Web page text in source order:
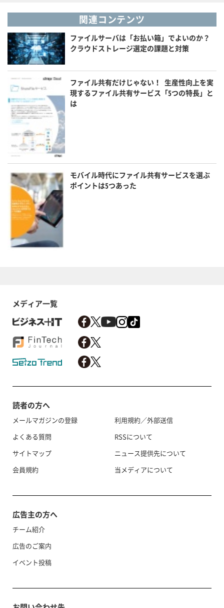
関連コンテンツ
ファイルサーバは「お払い箱」でよいのか？
クラウドストレージ選定の課題と対策
ファイル共有だけじゃない！ 生産性向上を実
現するファイル共有サービス「5つの特長」と
は
モバイル時代にファイル共有サービスを選ぶ
ポイントは5つあった
メディア一覧
読者の方へ
メールマガジンの登録
よくある質問
サイトマップ
会員規約
利用規約／外部送信
RSSについて
ニュース提供先について
当メディアについて
広告主の方へ
チーム紹介
広告のご案内
イベント投稿